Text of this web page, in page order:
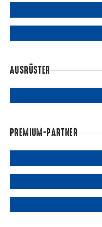
AUSRÜSTER
PREMIUM-PARTNER